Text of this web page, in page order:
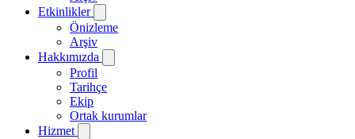
Etkinlikler
Önizleme
Arşiv
Hakkımızda
Profil
Tarihçe
Ekip
Ortak kurumlar
Hizmet